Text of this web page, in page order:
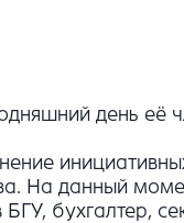
день её
На данный
бухгалтер,